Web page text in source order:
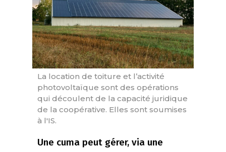
La location de toiture et l’activité
photovoltaïque sont des opérations
qui découlent de la capacité juridique
de la coopérative. Elles sont soumises
à l'IS.
Une cuma peut gérer, via une